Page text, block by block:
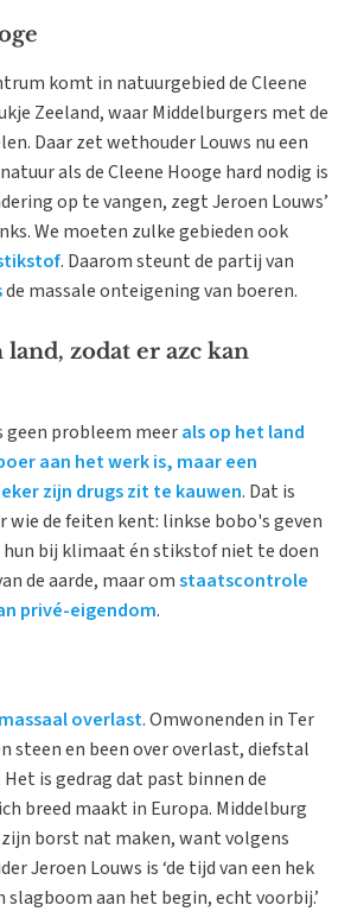
komt in natuurgebied de Cleene
Zeeland, waar Middelburgers met de
Daar zet wethouder Louws nu een
als de Cleene Hooge hard nodig is
op te vangen, zegt Jeroen Louws’
We moeten zulke gebieden ook
. Daarom steunt de partij van
de massale onteigening van boeren.
zodat er azc kan
probleem meerals op het land
aan het werk is, maar een
zijn drugs zit te kauwen. Dat is
wie de feiten kent: linkse bobo's geven
bij klimaat én stikstof niet te doen
de aarde, maar omstaatscontrole
privé-eigendom.
massaal overlast. Omwonenden in Ter
steen en been over overlast, diefstal
is gedrag dat past binnen de
breed maakt in Europa. Middelburg
borst nat maken, want volgens
Jeroen Louws is ‘de tijd van een hek
slagboom aan het begin, echt voorbij.’